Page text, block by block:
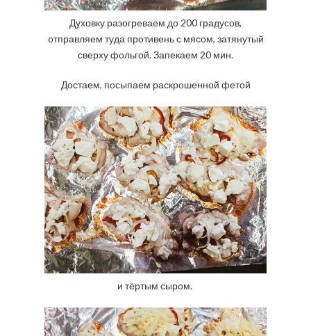
Духовку разогреваем до 200 градусов,
отправляем туда противень с мясом, затянутый
сверху фольгой. Запекаем 20 мин.
Достаем, посыпаем раскрошенной фетой
и тёртым сыром.